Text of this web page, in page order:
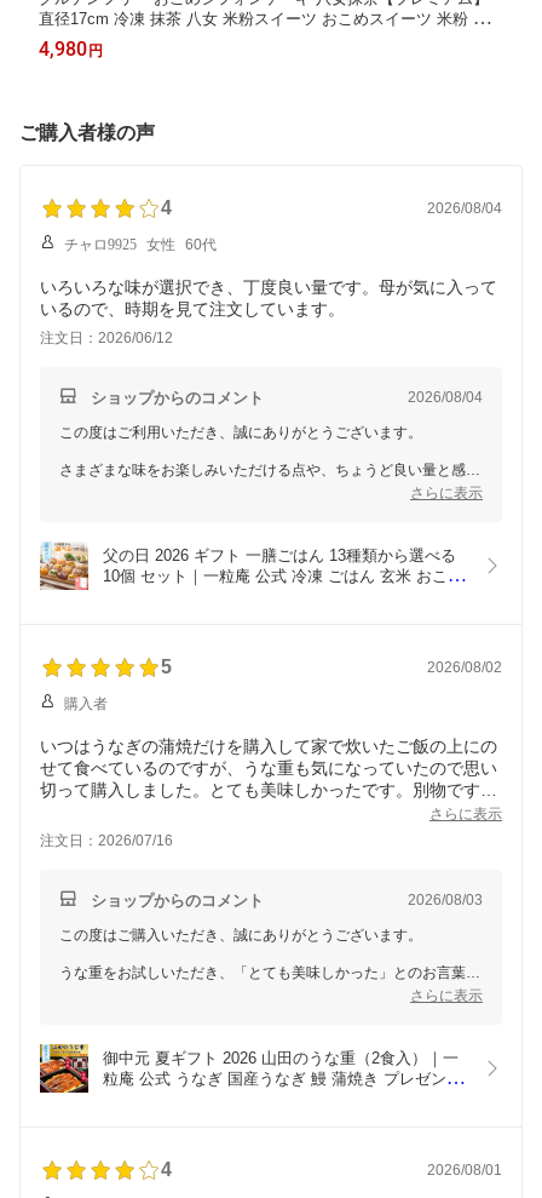
直径17cm 冷凍 抹茶 八女 米粉スイーツ おこめスイーツ 米粉 ケ
ーキ シフォンケーキ ご褒美 ご褒美スイーツ 季節の贈り物 クリス
マスプレゼント バレンタイン ホワイトデー 誕生日 誕生日プレゼ
4,980 円
ご購入者様の声
4 2026/08/04
チャロ9925 女性 60代
いろいろな味が選択でき、丁度良い量です。母が気に入って
いるので、時期を見て注文しています。
注文日：2026/06/12
ショップからのコメント 2026/08/04
この度はご利用いただき、誠にありがとうございます。
さまざまな味をお楽しみいただける点や、ちょうど良い量と感じ
ていただけたとのこと、大変嬉しく拝見いたしました。
ります。
またのご利用を心よりお待ちしております。
さらに表示
父の日 2026 ギフト 一膳ごはん 13種類から選べる
10個 セット｜一粒庵 公式 冷凍 ごはん 玄米 おこわ
5 2026/08/02
購入者
いつはうなぎの蒲焼だけを購入して家で炊いたご飯の上にの
せて食べているのですが、うな重も気になっていたので思い
切って購入しました。とても美味しかったです。別物です
さらに表示
注文日：2026/07/16
ショップからのコメント 2026/08/03
この度はご購入いただき、誠にありがとうございます。
うな重をお試しいただき、「とても美味しかった」とのお言葉を
みになります。
これからもご満足いただける商品をお届けできるよう努めてまい
さらに表示
御中元 夏ギフト 2026 山田のうな重（2食入）｜一
粒庵 公式 うなぎ 国産うなぎ 鰻 蒲焼き プレゼント
4 2026/08/01